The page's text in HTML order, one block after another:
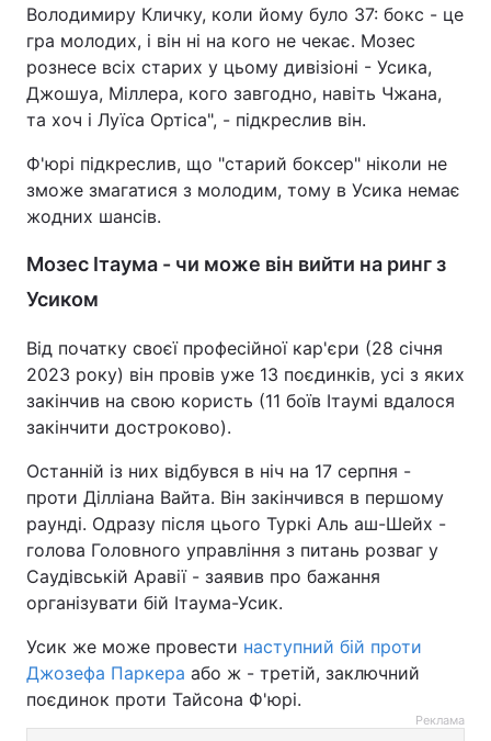
Володимиру Кличку, коли йому було 37: бокс - це
гра молодих, і він ні на кого не чекає. Мозес
рознесе всіх старих у цьому дивізіоні - Усика,
Джошуа, Міллера, кого завгодно, навіть Чжана,
та хоч і Луїса Ортіса", - підкреслив він.
Ф'юрі підкреслив, що "старий боксер" ніколи не
зможе змагатися з молодим, тому в Усика немає
жодних шансів.
Мозес Ітаума - чи може він вийти на ринг з
Усиком
Від початку своєї професійної кар'єри (28 січня
2023 року) він провів уже 13 поєдинків, усі з яких
закінчив на свою користь (11 боїв Ітаумі вдалося
закінчити достроково).
Останній із них відбувся в ніч на 17 серпня -
проти Ділліана Вайта. Він закінчився в першому
раунді. Одразу після цього Туркі Аль аш-Шейх -
голова Головного управління з питань розваг у
Саудівській Аравії - заявив про бажання
організувати бій Ітаума-Усик.
Усик же може провести наступний бій проти
Джозефа Паркера або ж - третій, заключний
поєдинок проти Тайсона Ф'юрі.
Реклама